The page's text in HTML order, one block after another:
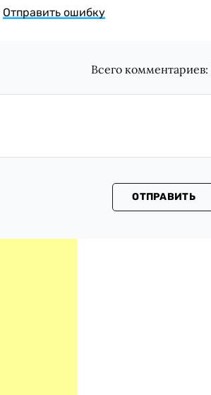
Отправить ошибку
Всего комментариев:
ОТПРАВИТЬ